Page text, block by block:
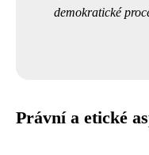
demokratické
Právní a etické